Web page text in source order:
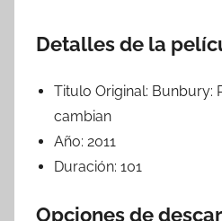
Detalles de la
Titulo Original: Bunbury:
cambian
Año: 2011
Duración: 101
Opciones de